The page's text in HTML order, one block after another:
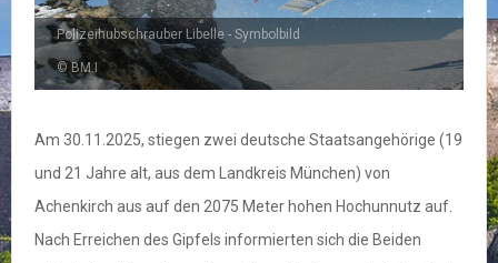
Polizeihubschrauber Libelle - Symbolbild
© BM.I
Am 30.11.2025, stiegen zwei deutsche Staatsangehörige (19
und 21 Jahre alt, aus dem Landkreis München) von
Achenkirch aus auf den 2075 Meter hohen Hochunnutz auf.
Nach Erreichen des Gipfels informierten sich die Beiden